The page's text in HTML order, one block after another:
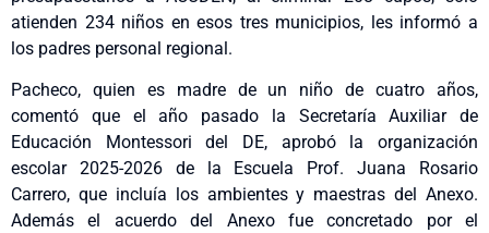
atienden 234 niños en esos tres municipios, les informó a
los padres personal regional.
Pacheco, quien es madre de un niño de cuatro años,
comentó que el año pasado la Secretaría Auxiliar de
Educación Montessori del DE, aprobó la organización
escolar 2025-2026 de la Escuela Prof. Juana Rosario
Carrero, que incluía los ambientes y maestras del Anexo.
Además el acuerdo del Anexo fue concretado por el